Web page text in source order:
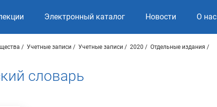
Электронный каталог Новости О нас
Учетные записи Учетные записи 2020 Отдельные издания
словарь